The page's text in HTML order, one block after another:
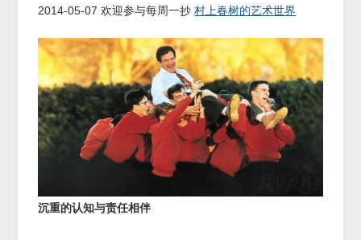
2014-05-07 欢迎参与每周一抄 村上春树的艺术世界
沉重的认知与责任相伴